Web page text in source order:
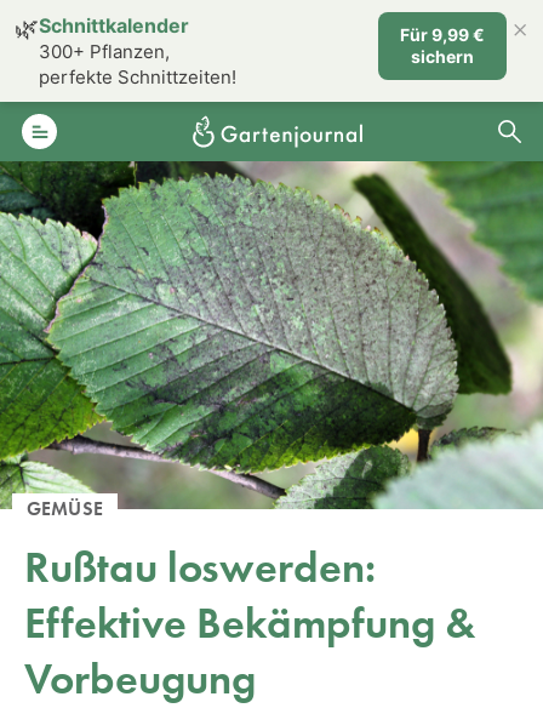
GEMÜSE
Rußtau loswerden:
Effektive Bekämpfung &
Vorbeugung
🌿Schnittkalender
300+ Pflanzen,
perfekte Schnittzeiten!
Für 9,99 €
sichern
×